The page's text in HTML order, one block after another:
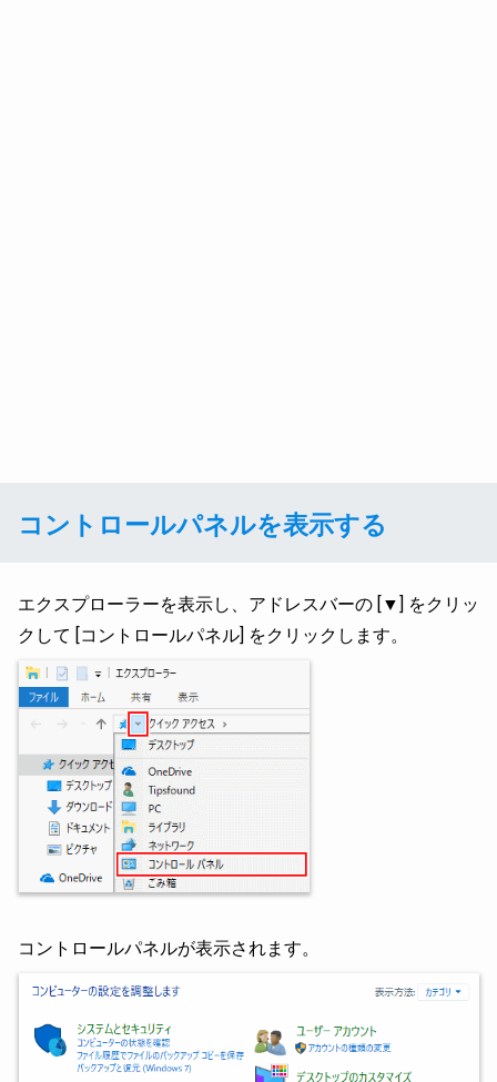
コントロールパネルを表示する
エクスプローラーを表示し、アドレスバーの [▼] をクリッ
クして [コントロールパネル] をクリックします。
コントロールパネルが表示されます。